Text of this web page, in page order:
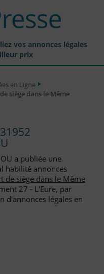
vos annonces légales
prix
en Ligne
siège dans le Même
a publiée une
habilité annonces
de siège dans le Même
27 - L'Eure, par
d'annonces légales en